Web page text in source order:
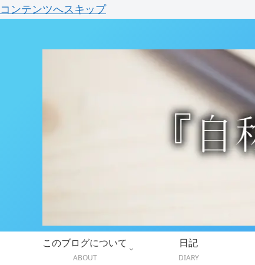
コンテンツへスキップ
このブログについて
ABOUT
日記
DIARY